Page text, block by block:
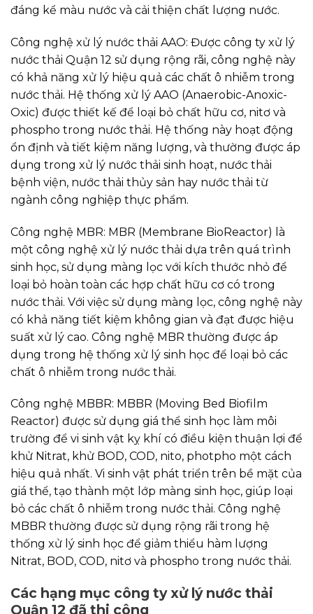
đáng kể màu nước và cải thiện chất lượng nước.
Công nghệ xử lý nước thải AAO: Được công ty xử lý
nước thải Quận 12 sử dụng rộng rãi, công nghệ này
có khả năng xử lý hiệu quả các chất ô nhiễm trong
nước thải. Hệ thống xử lý AAO (Anaerobic-Anoxic-
Oxic) được thiết kế để loại bỏ chất hữu cơ, nitơ và
phospho trong nước thải. Hệ thống này hoạt động
ổn định và tiết kiệm năng lượng, và thường được áp
dụng trong xử lý nước thải sinh hoạt, nước thải
bệnh viện, nước thải thủy sản hay nước thải từ
ngành công nghiệp thực phẩm.
Công nghệ MBR: MBR (Membrane BioReactor) là
một công nghệ xử lý nước thải dựa trên quá trình
sinh học, sử dụng màng lọc với kích thước nhỏ để
loại bỏ hoàn toàn các hợp chất hữu cơ có trong
nước thải. Với việc sử dụng màng lọc, công nghệ này
có khả năng tiết kiệm không gian và đạt được hiệu
suất xử lý cao. Công nghệ MBR thường được áp
dụng trong hệ thống xử lý sinh học để loại bỏ các
chất ô nhiễm trong nước thải.
Công nghệ MBBR: MBBR (Moving Bed Biofilm
Reactor) được sử dụng giá thể sinh học làm môi
trường để vi sinh vật kỵ khí có điều kiện thuận lợi để
khử Nitrat, khử BOD, COD, nito, photpho một cách
hiệu quả nhất. Vi sinh vật phát triển trên bề mặt của
giá thể, tạo thành một lớp màng sinh học, giúp loại
bỏ các chất ô nhiễm trong nước thải. Công nghệ
MBBR thường được sử dụng rộng rãi trong hệ
thống xử lý sinh học để giảm thiểu hàm lượng
Nitrat, BOD, COD, nitơ và phospho trong nước thải.
Các hạng mục công ty xử lý nước thải
Quận 12 đã thi công